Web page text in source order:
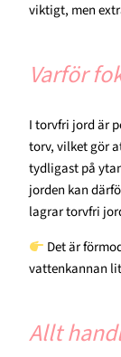
viktigt, men
Varför
I torvfri jord är
torv, vilket gör
tydligast på
jorden kan
lagrar torvfri
Det är
vattenkannan
Allt